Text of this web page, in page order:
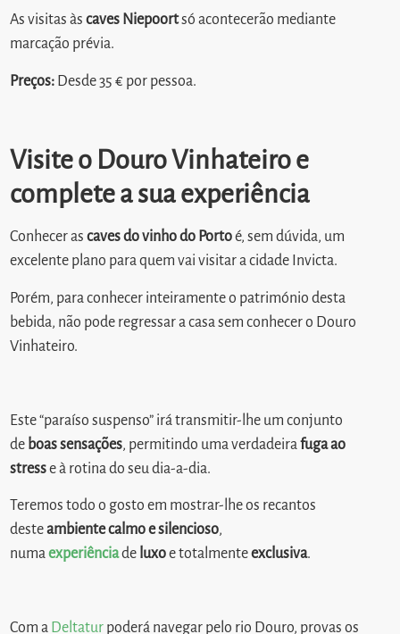
As visitas àscaves Niepoortsó acontecerão mediante
marcação prévia.
Preços: Desde 35 € por pessoa.
Visite o Douro Vinhateiro e
complete a sua experiência
Conhecer ascaves do vinho do Portoé, sem dúvida, um
excelente plano para quem vai visitar a cidade Invicta.
Porém, para conhecer inteiramente o património desta
bebida, não pode regressar a casa sem conhecer o Douro
Vinhateiro.
Este “paraíso suspenso” irá transmitir-lhe um conjunto
de boas sensações, permitindo uma verdadeirafuga ao
stresse à rotina do seu dia-a-dia.
Teremos todo o gosto em mostrar-lhe os recantos
desteambiente calmo e silencioso,
numaexperiênciade luxoe totalmenteexclusiva.
Com a Deltatur poderá navegar pelo rio Douro, provas os